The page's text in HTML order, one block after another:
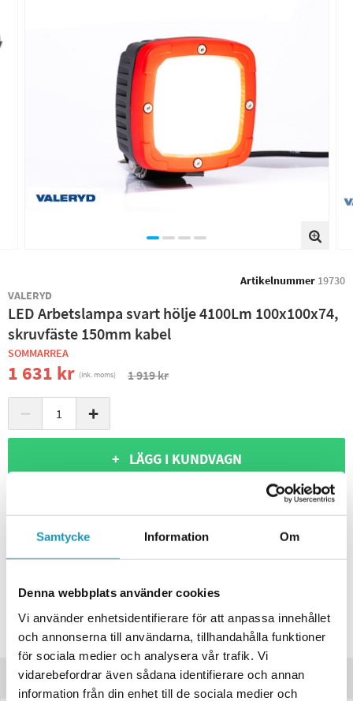
Samtycke Information Om
Denna webbplats använder cookies
Vi använder enhetsidentifierare för att anpassa innehållet
och annonserna till användarna, tillhandahålla funktioner
för sociala medier och analysera vår trafik. Vi
vidarebefordrar även sådana identifierare och annan
information från din enhet till de sociala medier och
Artikelnummer 19730
VALERYD
LED Arbetslampa svart hölje 4100Lm 100x100x74,
skruvfäste 150mm kabel
SOMMARREA
1 631 kr (ink. moms) 1 919 kr
− +
+ LÄGG I KUNDVAGN
BUTIKSLAGER
I LAGER
Lägsta pris de senaste 30-dagarna:1 631 kr
Spara produkt
Frågor om produkten?
Produktinformation